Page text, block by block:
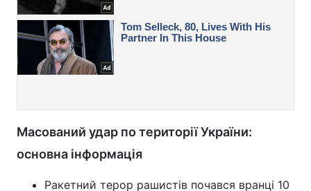
Масований удар по території України:
основна інформація
Ракетний терор рашистів почався вранці 10